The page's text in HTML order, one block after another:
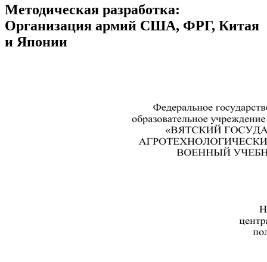
Методическая разработка:
Организация армий США, ФРГ, Китая
и Японии